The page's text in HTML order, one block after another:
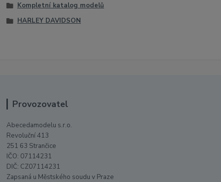
Kompletní katalog modelů
HARLEY DAVIDSON
Provozovatel
Abecedamodelu s.r.o.
Revoluční 413
251 63 Strančice
IČO: 07114231
DIČ: CZ07114231
Zapsaná u Městského soudu v Praze